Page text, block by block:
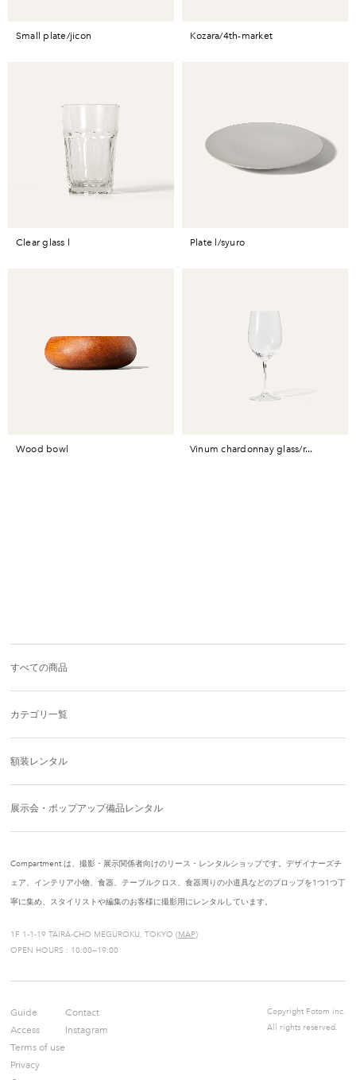
small plate/jicon kozara/4th-market
clear glass l plate l/syuro
wood bowl vinum chardonnay glass/r...
すべての商品
カテゴリ一覧
額装レンタル
展示会・ポップアップ備品レンタル
Compartment.は、撮影・展示関係者向けのリース・レンタルショップです。デザイナーズチ
ェア、インテリア小物、食器、テーブルクロス、食器周りの小道具などのプロップを1つ1つ丁
寧に集め、スタイリストや編集のお客様に撮影用にレンタルしています。
1F 1-1-19 TAIRA-CHO MEGUROKU, TOKYO (MAP)
OPEN HOURS : 10:00—19:00
Guide
Access
Terms of use
Privacy
Contact
Instagram
Copyright Fotom inc.
All rights reserved.